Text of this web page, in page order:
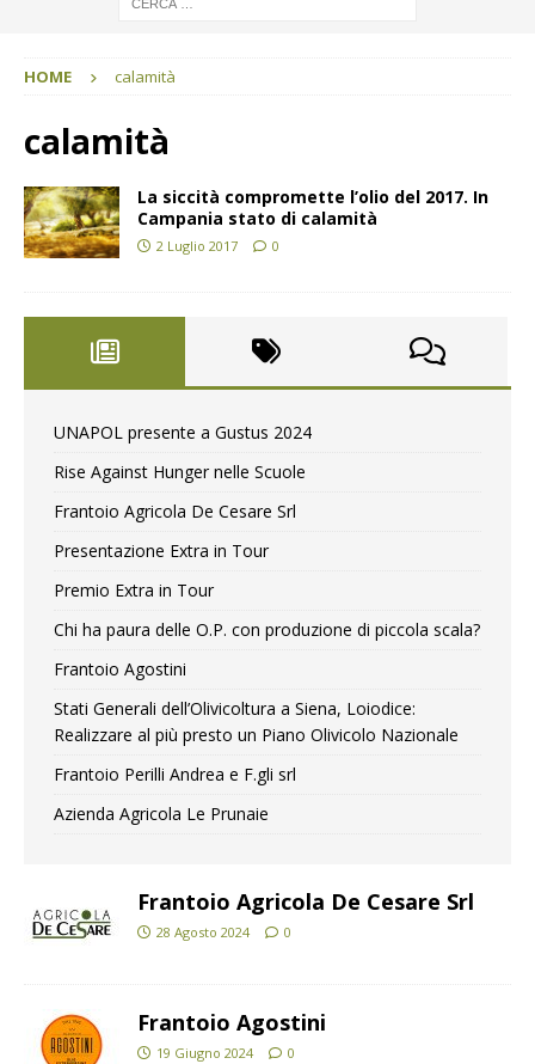
HOME calamità
calamità
La siccità compromette l’olio del 2017. In
Campania stato di calamità
2 Luglio 2017 0
UNAPOL presente a Gustus 2024
Rise Against Hunger nelle Scuole
Frantoio Agricola De Cesare Srl
Presentazione Extra in Tour
Premio Extra in Tour
Chi ha paura delle O.P. con produzione di piccola scala?
Frantoio Agostini
Stati Generali dell’Olivicoltura a Siena, Loiodice:
Realizzare al più presto un Piano Olivicolo Nazionale
Frantoio Perilli Andrea e F.gli srl
Azienda Agricola Le Prunaie
Frantoio Agricola De Cesare Srl
28 Agosto 2024 0
Frantoio Agostini
19 Giugno 2024 0